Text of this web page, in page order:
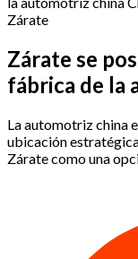
Zárate
Zárate se
fábrica de la
La automotriz china
ubicación
Zárate como una